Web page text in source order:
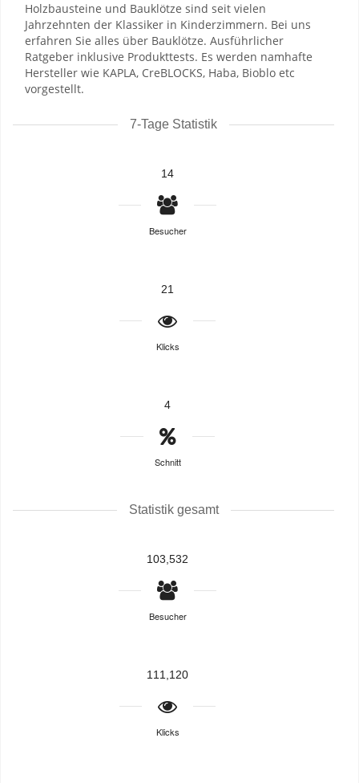
Holzbausteine und Bauklötze sind seit vielen
Jahrzehnten der Klassiker in Kinderzimmern. Bei uns
erfahren Sie alles über Bauklötze. Ausführlicher
Ratgeber inklusive Produkttests. Es werden namhafte
Hersteller wie KAPLA, CreBLOCKS, Haba, Bioblo etc
vorgestellt.
7-Tage Statistik
14
Besucher
21
Klicks
4
Schnitt
Statistik gesamt
103,532
Besucher
111,120
Klicks